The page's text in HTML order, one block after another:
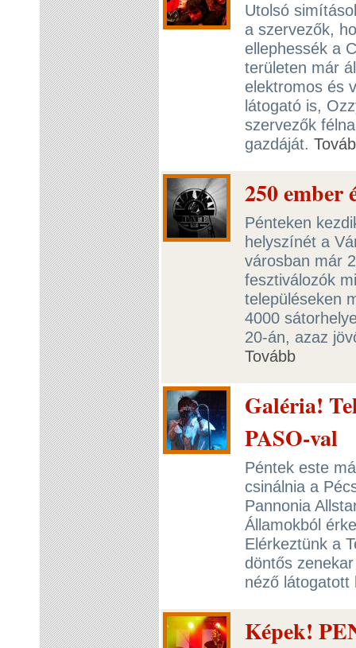
Utolsó
a szervezők,
ellephessék a
területen már
elektromos és
látogató is,
szervezők
gazdáját.
250 ember
Pénteken
helyszínét a
városban már
fesztiválozók
településeken
4000
20-án, azaz
Tovább
Galéria!
PASO-val
Péntek este
csinálnia a
Pannonia
Államokból
Elérkeztünk a
döntős
néző
Képek!